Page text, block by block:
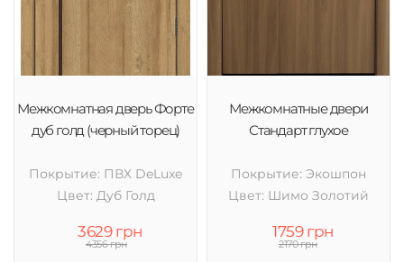
Межкомнатная дверь Форте
дуб голд (черный торец)
Покрытие: ПВХ DeLuxe
Цвет: Дуб Голд
3629 грн
4356 грн
Межкомнатные двери
Стандарт глухое
Покрытие: Экошпон
Цвет: Шимо Золотий
1759 грн
2170 грн